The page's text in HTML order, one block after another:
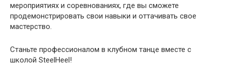
мероприятиях и соревнованиях, где вы сможете
продемонстрировать свои навыки и оттачивать свое
мастерство.
Станьте профессионалом в клубном танце вместе с
школой SteelHeel!